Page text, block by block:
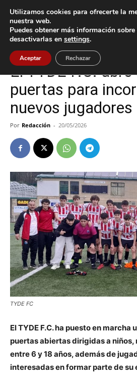
Inicio Deportes
Deportes Tui
El TYDE F.C.
puertas para
nuevos jugadores
Por Redacción - 20/05/2026
TYDE FC
ElTYDE F.C.ha puesto en marcha
puertas abiertas dirigidas a niños,
entre 6 y 18 años, además de
interesadas en formar parte de su
Utilizamos cookies para ofrecerte la
nuestra web.
Puedes obtener más información
desactivarlas en settings.
Aceptar Rechazar